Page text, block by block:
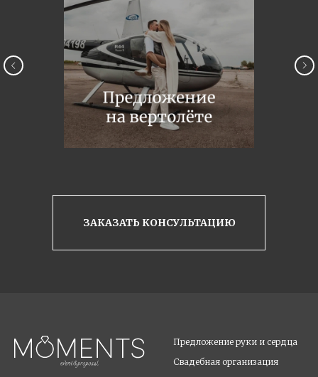
ЗАКАЗАТЬ КОНСУЛЬТАЦИЮ
Предложение руки и сердца
Свадебная организация